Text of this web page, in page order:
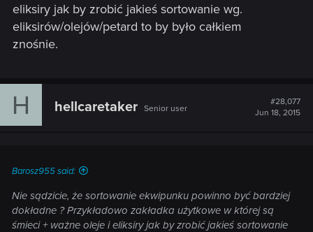
eliksiry jak by zrobić jakieś sortowanie wg.
eliksirów/olejów/petard to by było całkiem
znośnie.
H hellcaretaker Senior user
#28,077
Jun 18, 2015
Barosz955 said:
Nie sądzicie, że sortowanie ekwipunku powinno być bardziej
dokładne ? Przykładowo zakładka użytkowe w której są
śmieci + ważne oleje i eliksiry jak by zrobić jakieś sortowanie